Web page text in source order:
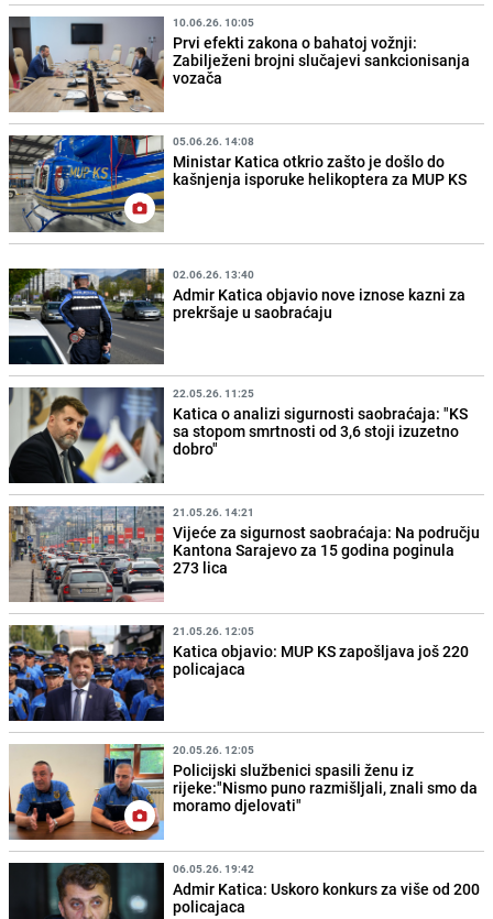
10.06.26. 10:05
Prvi efekti zakona o bahatoj vožnji:
Zabilježeni brojni slučajevi sankcionisanja
vozača
05.06.26. 14:08
Ministar Katica otkrio zašto je došlo do
kašnjenja isporuke helikoptera za MUP KS
02.06.26. 13:40
Admir Katica objavio nove iznose kazni za
prekršaje u saobraćaju
22.05.26. 11:25
Katica o analizi sigurnosti saobraćaja: "KS
sa stopom smrtnosti od 3,6 stoji izuzetno
dobro"
21.05.26. 14:21
Vijeće za sigurnost saobraćaja: Na području
Kantona Sarajevo za 15 godina poginula
273 lica
21.05.26. 12:05
Katica objavio: MUP KS zapošljava još 220
policajaca
20.05.26. 12:05
Policijski službenici spasili ženu iz
rijeke:"Nismo puno razmišljali, znali smo da
moramo djelovati"
06.05.26. 19:42
Admir Katica: Uskoro konkurs za više od 200
policajaca